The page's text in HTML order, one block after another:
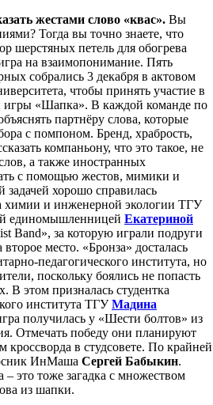
жестами слово «квас». Вы
Тогда вы точно знаете, что
шерстяных петель для обогрева
на взаимопонимание. Пять
собрались 3 декабря в актовом
чтобы принять участие в
игры «Шапка». В каждой команде по
партнёру слова, которые
с помпоном. Бренд, храбрость,
компаньону, что это такое, не
а также иностранных
с помощью жестов, мимики и
задачей хорошо справилась
химии и инженерной экологии ТГУ
единомышленницей Екатериной
Band», за которую играли подруги
второе место. «Бронза» досталась
педагогического института, но
поскольку боялись не попасть
В этом призналась студентка
института ТГУМадина
получилась у «Шести болтов» из
Отмечать победу они планируют
кроссворда в студсовете. По крайней
ИнМаша Сергей Бабыкин.
– это тоже загадка с множеством
из шапки.